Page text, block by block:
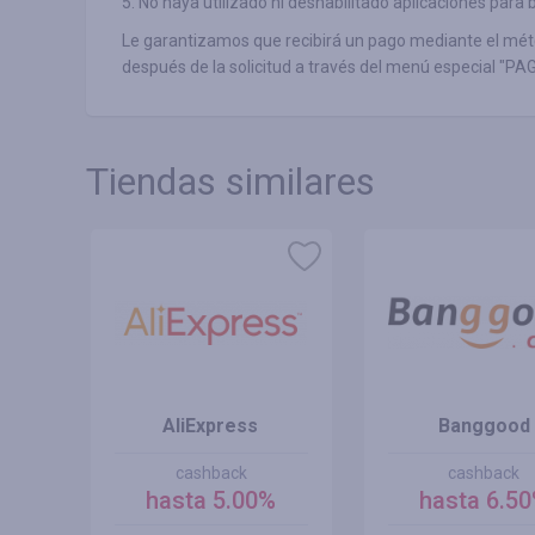
Le garantizamos que recibirá un pago mediante el
después de la solicitud a través del menú especial
Tiendas similares
AliExpress
cashback
hasta 5.00%
Banggood
cashback
hasta